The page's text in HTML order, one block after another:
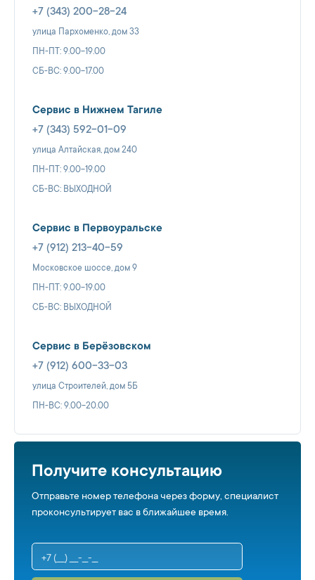
+7 (343) 200-28-24
улица Пархоменко, дом 33
ПН-ПТ: 9.00-19.00
СБ-ВС: 9.00-17.00
Сервис в Нижнем Тагиле
+7 (343) 592-01-09
улица Алтайская, дом 240
ПН-ПТ: 9.00-19.00
СБ-ВС: ВЫХОДНОЙ
Сервис в Первоуральске
+7 (912) 213-40-59
Московское шоссе, дом 9
ПН-ПТ: 9.00-19.00
СБ-ВС: ВЫХОДНОЙ
Сервис в Берёзовском
+7 (912) 600-33-03
улица Строителей, дом 5Б
ПН-ВС: 9.00-20.00
Получите консультацию
Отправьте номер телефона через форму, специалист
проконсультирует вас в ближайшее время.